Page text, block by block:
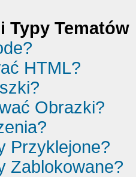
Typy Tematów
HTML?
Obrazki?
Przyklejone?
Zablokowane?